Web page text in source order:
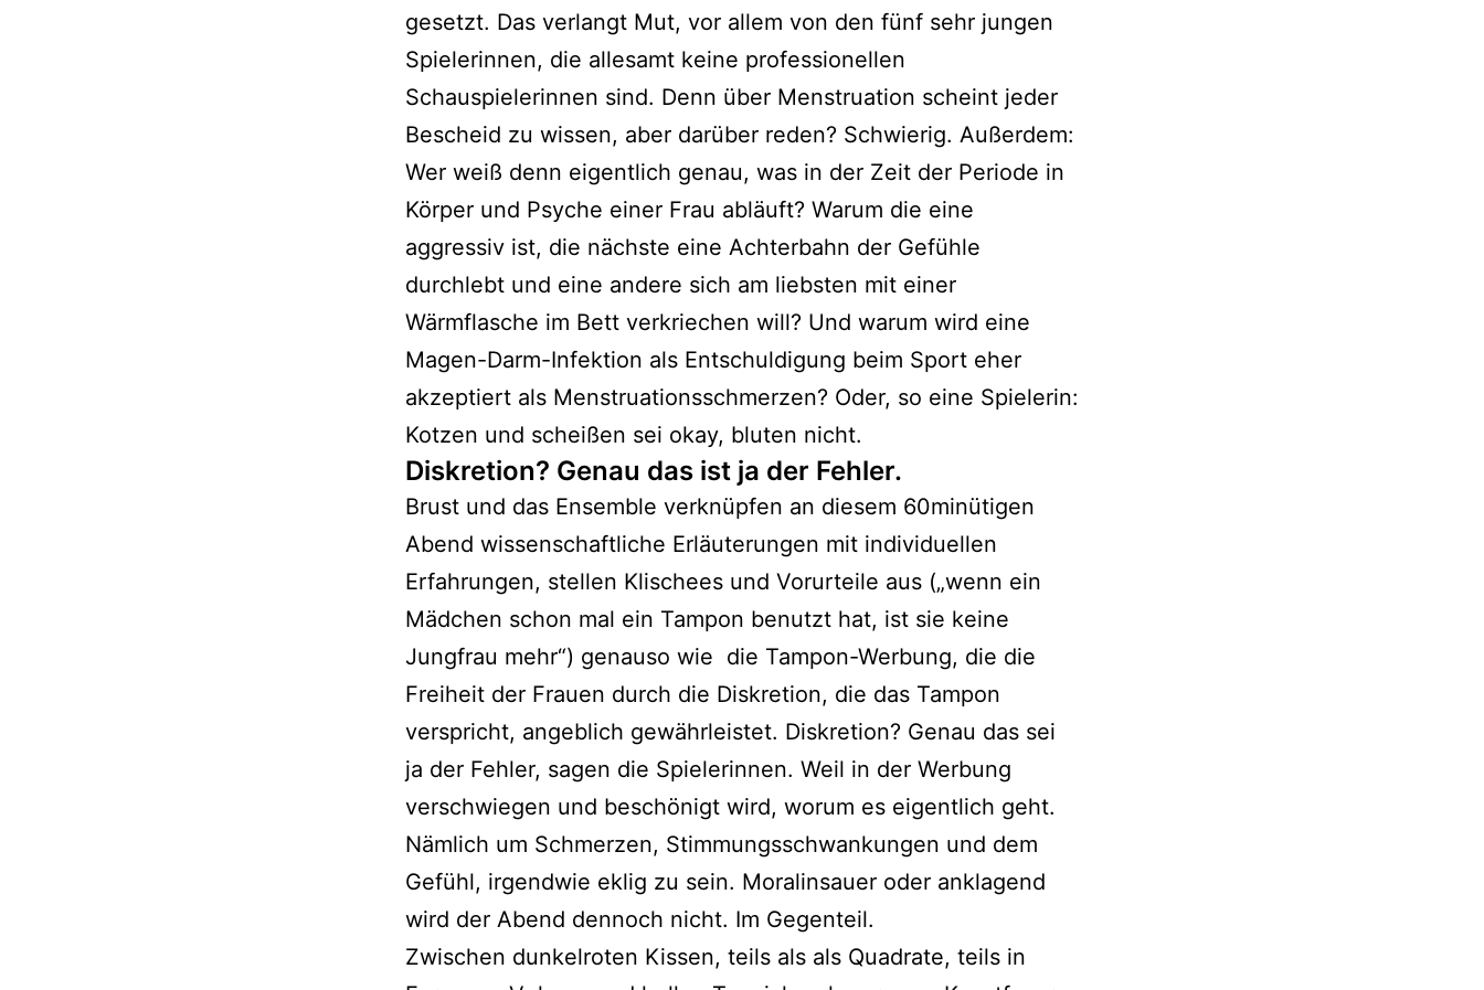
gesetzt. Das verlangt Mut, vor allem von den fünf sehr jungen
Spielerinnen, die allesamt keine professionellen
Schauspielerinnen sind. Denn über Menstruation scheint jeder
Bescheid zu wissen, aber darüber reden? Schwierig. Außerdem:
Wer weiß denn eigentlich genau, was in der Zeit der Periode in
Körper und Psyche einer Frau abläuft? Warum die eine
aggressiv ist, die nächste eine Achterbahn der Gefühle
durchlebt und eine andere sich am liebsten mit einer
Wärmflasche im Bett verkriechen will? Und warum wird eine
Magen-Darm-Infektion als Entschuldigung beim Sport eher
akzeptiert als Menstruationsschmerzen? Oder, so eine Spielerin:
Kotzen und scheißen sei okay, bluten nicht.
Diskretion? Genau das ist ja der Fehler.
Brust und das Ensemble verknüpfen an diesem 60minütigen
Abend wissenschaftliche Erläuterungen mit individuellen
Erfahrungen, stellen Klischees und Vorurteile aus („wenn ein
Mädchen schon mal ein Tampon benutzt hat, ist sie keine
Jungfrau mehr“) genauso wie die Tampon-Werbung, die die
Freiheit der Frauen durch die Diskretion, die das Tampon
verspricht, angeblich gewährleistet. Diskretion? Genau das sei
ja der Fehler, sagen die Spielerinnen. Weil in der Werbung
verschwiegen und beschönigt wird, worum es eigentlich geht.
Nämlich um Schmerzen, Stimmungsschwankungen und dem
Gefühl, irgendwie eklig zu sein. Moralinsauer oder anklagend
wird der Abend dennoch nicht. Im Gegenteil.
Zwischen dunkelroten Kissen, teils als als Quadrate, teils in